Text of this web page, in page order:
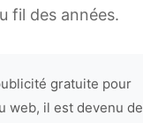
fil des années.
gratuite pour
web, il est devenu de